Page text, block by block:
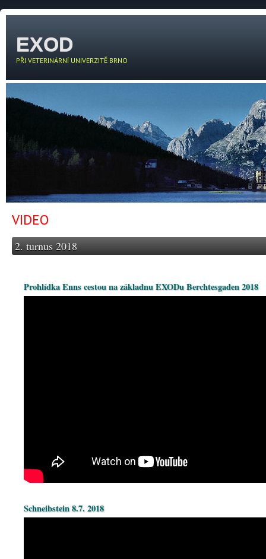
EXOD
PŘI VETERINÁRNÍ UNIVERZITĚ BRNO
VIDEO
2. turnus 2018
Prohlídka Enns cestou na základnu EXODu Berchtesgaden 2018
Schneibstein 8.7. 2018